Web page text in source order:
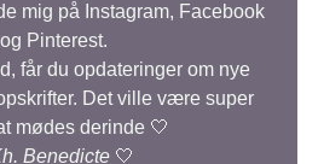
mig på Instagram, Facebook
og Pinterest.
får du opdateringer om nye
Det ville være super
mødes derinde 🤍
Benedicte🤍